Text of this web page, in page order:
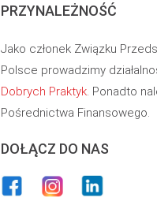
PRZYNALEŻNOŚĆ
Jako członek Związku
Polsce prowadzimy
Dobrych Praktyk. Ponadto
Pośrednictwa Finansowego.
DOŁĄCZ DO NAS